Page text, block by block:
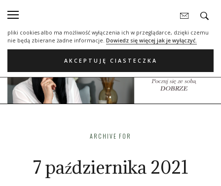
statystycznych, reklamowych oraz funkcjonalnych. Dzięki nim możemy
pliki cookies albo ma możliwość wyłączenia ich w przeglądarce, dzięki czemu
nie będą zbierane żadne informacje. Dowiedz się więcej jak je wyłączyć.
AKCEPTUJĘ CIASTECZKA
ARCHIVE FOR
7 października 2021